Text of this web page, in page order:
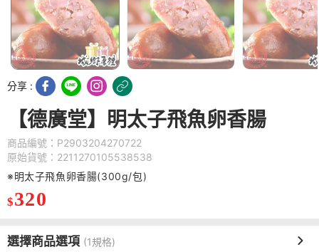
分享 :
【德廣堂】明太子飛魚卵香腸
商品編號：P2903204270722
原始貨號：2211270105538538
※明太子飛魚卵香腸(300g/包)
$320
選擇商品選項 (1規格)